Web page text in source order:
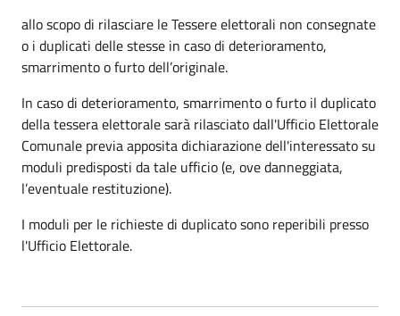
allo scopo di rilasciare le Tessere elettorali non consegnate
o i duplicati delle stesse in caso di deterioramento,
smarrimento o furto dell’originale.
In caso di deterioramento, smarrimento o furto il duplicato
della tessera elettorale sarà rilasciato dall'Ufficio Elettorale
Comunale previa apposita dichiarazione dell'interessato su
moduli predisposti da tale ufficio (e, ove danneggiata,
l’eventuale restituzione).
I moduli per le richieste di duplicato sono reperibili presso
l'Ufficio Elettorale.